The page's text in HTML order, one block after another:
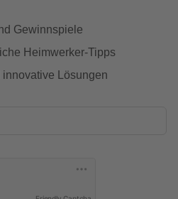
Gewinnspiele
Heimwerker-Tipps
Lösungen